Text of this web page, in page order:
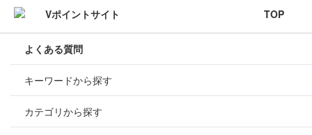
TOP
よくある質問
キーワードから探す
カテゴリから探す